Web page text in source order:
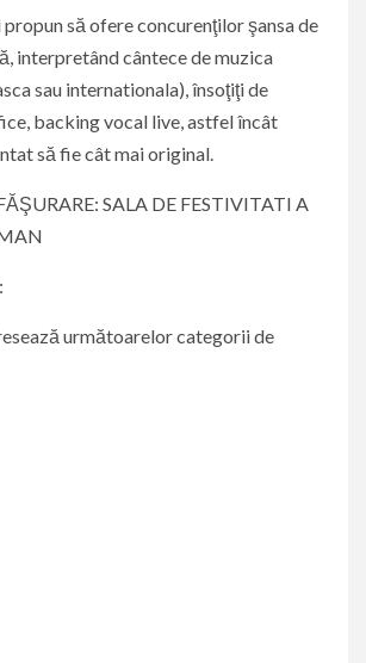
să ofere concurenţilor şansa de
interpretând cântece de muzica
sau internationala), însoţiţi de
backing vocal live, astfel încât
să fie cât mai original.
SALA DE FESTIVITATI A
următoarelor categorii de